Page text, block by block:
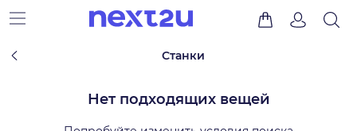
Станки
Нет подходящих вещей